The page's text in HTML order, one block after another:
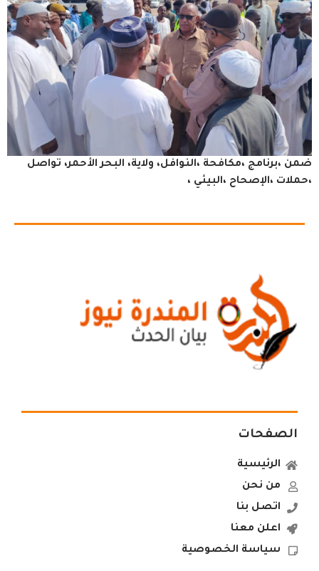
ضمن ،برنامج ،مكافحة ،النوافل، ولاية، البحر الأحمر، تواصل
،حملات ،الإصحاح ،البيئي ،
الصفحات
الرئيسية
من نحن
اتصل بنا
اعلن معنا
سياسة الخصوصية